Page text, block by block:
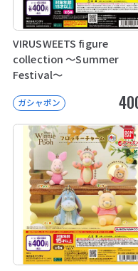
VIRUSWEETS figure
collection ～Summer
Festival～
ガシャポン